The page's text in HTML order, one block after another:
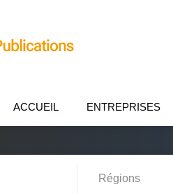
ACCUEIL ENTREPRISES